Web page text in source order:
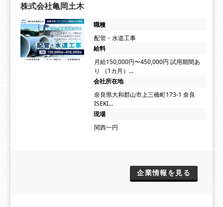
株式会社亀岡土木
職種
配管・水道工事
給料
月給150,000円〜450,000円 試用期間あ
り （1カ月）…
会社所在地
奈良県大和郡山市上三橋町173-1 奈良
ISEKI…
現場
関西一円
企業情報を見る